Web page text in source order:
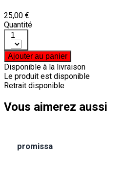
25,00 €
Quantité
1
Ajouter au panier
Disponible à la livraison
Le produit est disponible
Retrait disponible
Vous aimerez aussi
promissa